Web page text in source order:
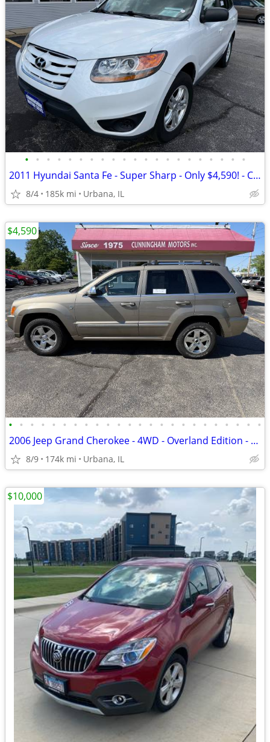
• • • • • • • • • • • • • • • • • • • • •
2011 Hyundai Santa Fe - Super Sharp - Only $4,590! - Call Today!
8/4 185k mi Urbana, IL
• • • • • • • • • • • • • • • • • • • • • • • •
2006 Jeep Grand Cherokee - 4WD - Overland Edition - Only $4,590!
8/9 174k mi Urbana, IL
$4,590
$10,000